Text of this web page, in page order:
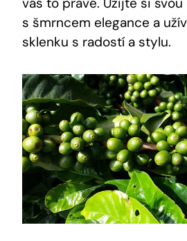
s šmrncem elegance a
sklenku s radostí a stylu.